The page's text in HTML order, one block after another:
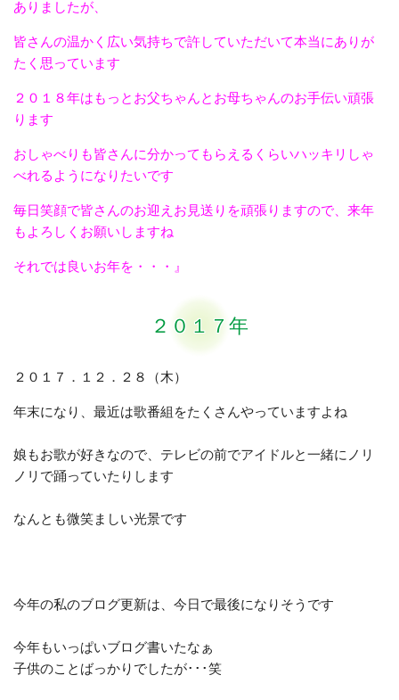
ありましたが、
皆さんの温かく広い気持ちで許していただいて本当にありが
たく思っています
２０１８年はもっとお父ちゃんとお母ちゃんのお手伝い頑張
ります
おしゃべりも皆さんに分かってもらえるくらいハッキリしゃ
べれるようになりたいです
毎日笑顔で皆さんのお迎えお見送りを頑張りますので、来年
もよろしくお願いしますね
それでは良いお年を・・・』
２０１７年
２０１７．１２．２８（木）
年末になり、最近は歌番組をたくさんやっていますよね
娘もお歌が好きなので、テレビの前でアイドルと一緒にノリ
ノリで踊っていたりします
なんとも微笑ましい光景です
今年の私のブログ更新は、今日で最後になりそうです
今年もいっぱいブログ書いたなぁ
子供のことばっかりでしたが･･･笑